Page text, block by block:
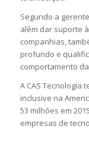
Segundo a
além dar suporte
companhias,
profundo e
comportamento
A CAS Tecnologia
inclusive na
53 milhões em
empresas de